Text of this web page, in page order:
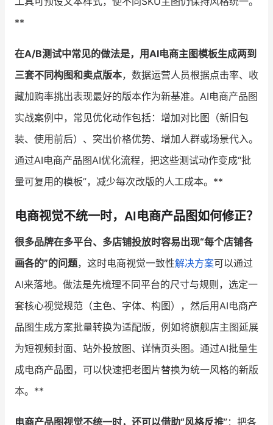
**
在A/B测试中常见的做法是，用AI电商主图模板生成两到
三套不同构图和卖点版本，数据运营人员根据点击率、收
藏加购率挑出表现最好的版本作为新基准。AI电商产品图
实战案例中，常见优化动作包括：增加对比图（新旧包
装、使用前后）、突出价格优势、增加人群或场景代入。
通过AI电商产品图AI优化流程，把这些测试动作变成“批
量可复用的模板”，减少每次改版的人工成本。**
电商视觉不统一时，AI电商产品图如何修正？
很多品牌在多平台、多店铺投放时容易出现“每个店铺各
画各的”的问题，这时电商视觉一致性解决方案可以通过
AI来落地。做法是先梳理不同平台的尺寸与规则，选定一
套核心视觉规范（主色、字体、构图），然后用AI电商产
品图生成方案批量转换为适配版，例如将旗舰店主图延展
为短视频封面、站外投放图、详情页头图。通过AI批量生
成电商产品图，可以快速把老图片替换为统一风格的新版
本。**
电商产品图视觉不统一时，还可以借助“风格反推”：把各